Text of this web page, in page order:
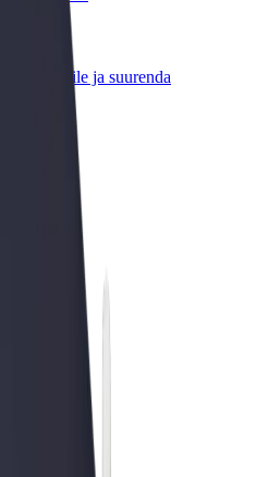
platvormile ja suurenda